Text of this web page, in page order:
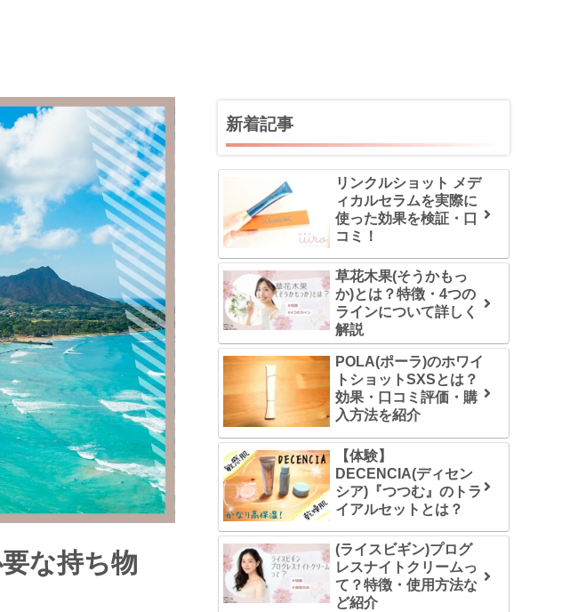
な持ち物
新着記事
リンクルショット メデ
ィカルセラムを実際に
使った効果を検証・口
コミ！
草花木果(そうかもっ
か)とは？特徴・4つの
ラインについて詳しく
解説
POLA(ポーラ)のホワイ
トショットSXSとは？
効果・口コミ評価・購
入方法を紹介
【体験】
DECENCIA(ディセン
シア)『つつむ』のトラ
イアルセットとは？
(ライスビギン)プログ
レスナイトクリームっ
て？特徴・使用方法な
ど紹介